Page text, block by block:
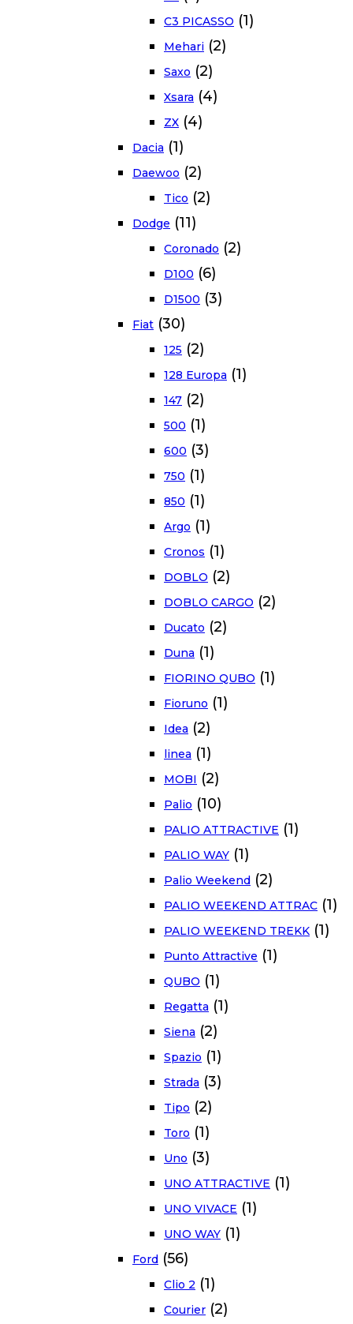
C3 PICASSO (1)
Mehari (2)
Saxo (2)
Xsara (4)
ZX (4)
Dacia (1)
Daewoo (2)
Tico (2)
Dodge (11)
Coronado (2)
D100 (6)
D1500 (3)
Fiat (30)
125 (2)
128 Europa (1)
147 (2)
500 (1)
600 (3)
750 (1)
850 (1)
Argo (1)
Cronos (1)
DOBLO (2)
DOBLO CARGO (2)
Ducato (2)
Duna (1)
FIORINO QUBO (1)
Fioruno (1)
Idea (2)
linea (1)
MOBI (2)
Palio (10)
PALIO ATTRACTIVE (1)
PALIO WAY (1)
Palio Weekend (2)
PALIO WEEKEND ATTRAC (1)
PALIO WEEKEND TREKK (1)
Punto Attractive (1)
QUBO (1)
Regatta (1)
Siena (2)
Spazio (1)
Strada (3)
Tipo (2)
Toro (1)
Uno (3)
UNO ATTRACTIVE (1)
UNO VIVACE (1)
UNO WAY (1)
Ford (56)
Clio 2 (1)
Courier (2)